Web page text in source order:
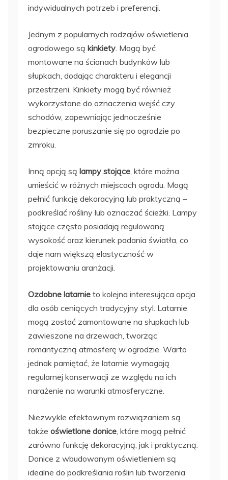
indywidualnych potrzeb i preferencji.
Jednym z popularnych rodzajów oświetlenia
ogrodowego są kinkiety . Mogą być
montowane na ścianach budynków lub
słupkach, dodając charakteru i elegancji
przestrzeni. Kinkiety mogą być również
wykorzystane do oznaczenia wejść czy
schodów, zapewniając jednocześnie
bezpieczne poruszanie się po ogrodzie po
zmroku.
Inną opcją są lampy stojące , które można
umieścić w różnych miejscach ogrodu. Mogą
pełnić funkcję dekoracyjną lub praktyczną –
podkreślać rośliny lub oznaczać ścieżki. Lampy
stojące często posiadają regulowaną
wysokość oraz kierunek padania światła, co
daje nam większą elastyczność w
projektowaniu aranżacji.
Ozdobne latarnie to kolejna interesująca opcja
dla osób ceniących tradycyjny styl. Latarnie
mogą zostać zamontowane na słupkach lub
zawieszone na drzewach, tworząc
romantyczną atmosferę w ogrodzie. Warto
jednak pamiętać, że latarnie wymagają
regularnej konserwacji ze względu na ich
narażenie na warunki atmosferyczne.
Niezwykle efektownym rozwiązaniem są
także oświetlone donice , które mogą pełnić
zarówno funkcję dekoracyjną, jak i praktyczną.
Donice z wbudowanym oświetleniem są
idealne do podkreślania roślin lub tworzenia